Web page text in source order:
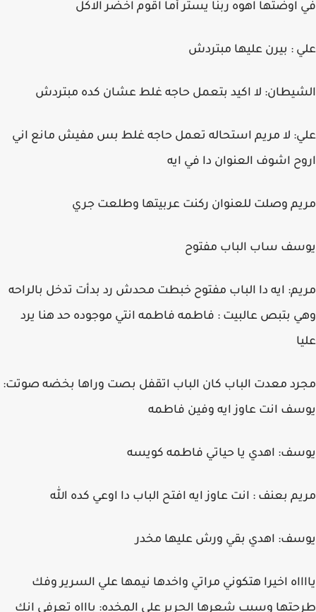
في اوضتها اهوه ربنا يستر أما اقوم اخضر الاكل
علي : بيرن عليها مبتردش
الشيطان: لا اكيد بتعمل حاجه غلط عشان كده مبتردش
علي: لا مريم استحاله تعمل حاجه غلط بس مفيش مانع اني
اروح اشوف العنوان دا في ايه
مريم وصلت للعنوان ركنت عربيتها وطلعت جري
يوسف ساب الباب مفتوح
مريم: ايه دا الباب مفتوح خبطت محدش رد بدأت تدخل بالراحه
وهي بتبص عالبيت : فاطمه فاطمه انتي موجوده حد هنا يرد
عليا
مجرد معدت الباب كان الباب اتقفل بصت وراها بخضه صوتت:
يوسف انت عاوز ايه وفين فاطمه
يوسف: اهدي يا حياتي فاطمه كويسه
مريم بعنف : انت عاوز ايه افتح الباب دا اوعي كده الله
يوسف: اهدي بقي ورش عليها مخدر
يااااه اخيرا هتكوني مراتي واخدها نيمها علي السرير وفك
طرحتها وسيب شعرها الحرير علي المخده: ياااه تعرفي انك